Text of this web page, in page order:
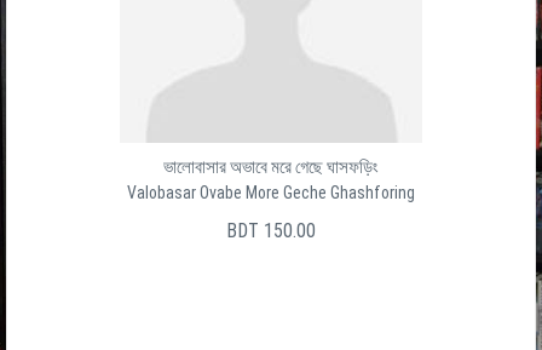
ভালোবাসার অভাবে মরে গেছে ঘাসফড়িং
Valobasar Ovabe More Geche Ghashforing
BDT 150.00